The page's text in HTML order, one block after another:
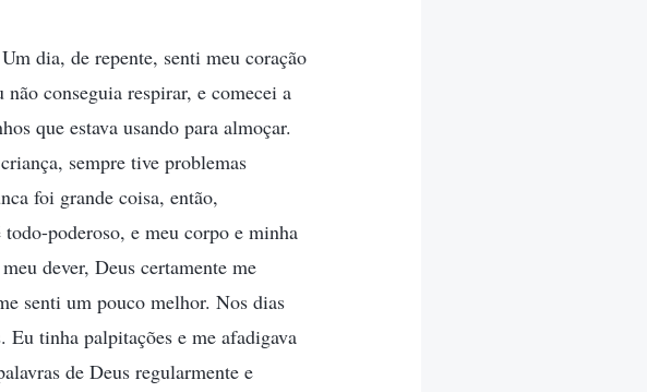
dia, de repente, senti meu coração
conseguia respirar, e comecei a
que estava usando para almoçar.
sempre tive problemas
foi grande coisa, então,
poderoso, e meu corpo e minha
dever, Deus certamente me
senti um pouco melhor. Nos dias
Eu tinha palpitações e me afadigava
de Deus regularmente e